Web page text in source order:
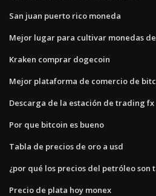
San juan puerto rico moneda
Mejor lugar para cultivar monedas
Kraken comprar dogecoin
Mejor plataforma de comercio de
Descarga de la estación de trading fx
Por que bitcoin es bueno
Tabla de precios de oro a usd
¿por qué los precios del petróleo son
Precio de plata hoy monex